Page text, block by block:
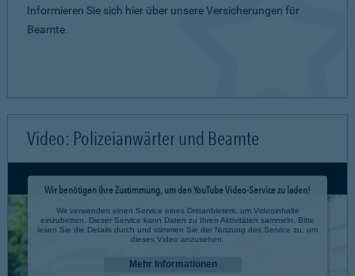
Informieren Sie sich hier über unsere Versicherungen für
Beamte.
Video: Polizeianwärter und Beamte
Wir benötigen Ihre Zustimmung, um den YouTube Video-Service zu laden!
Wir verwenden einen Service eines Drittanbieters, um Videoinhalte
einzubetten. Dieser Service kann Daten zu Ihren Aktivitäten sammeln. Bitte
lesen Sie die Details durch und stimmen Sie der Nutzung des Service zu, um
dieses Video anzusehen.
Mehr Informationen